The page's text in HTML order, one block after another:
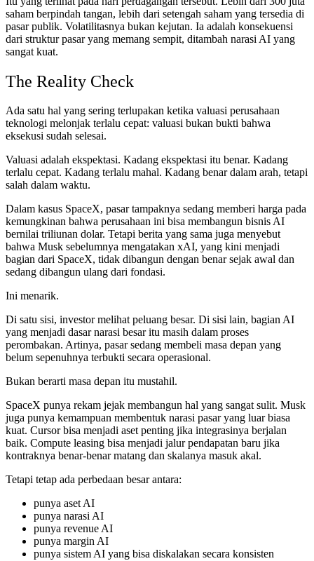
saham berpindah tangan, lebih dari setengah saham yang tersedia di
pasar publik. Volatilitasnya bukan kejutan. Ia adalah konsekuensi
dari struktur pasar yang memang sempit, ditambah narasi AI yang
sangat kuat.
The Reality Check
Ada satu hal yang sering terlupakan ketika valuasi perusahaan
teknologi melonjak terlalu cepat: valuasi bukan bukti bahwa
eksekusi sudah selesai.
Valuasi adalah ekspektasi. Kadang ekspektasi itu benar. Kadang
terlalu cepat. Kadang terlalu mahal. Kadang benar dalam arah, tetapi
salah dalam waktu.
Dalam kasus SpaceX, pasar tampaknya sedang memberi harga pada
kemungkinan bahwa perusahaan ini bisa membangun bisnis AI
bernilai triliunan dolar. Tetapi berita yang sama juga menyebut
bahwa Musk sebelumnya mengatakan xAI, yang kini menjadi
bagian dari SpaceX, tidak dibangun dengan benar sejak awal dan
sedang dibangun ulang dari fondasi.
Ini menarik.
Di satu sisi, investor melihat peluang besar. Di sisi lain, bagian AI
yang menjadi dasar narasi besar itu masih dalam proses
perombakan. Artinya, pasar sedang membeli masa depan yang
belum sepenuhnya terbukti secara operasional.
Bukan berarti masa depan itu mustahil.
SpaceX punya rekam jejak membangun hal yang sangat sulit. Musk
juga punya kemampuan membentuk narasi pasar yang luar biasa
kuat. Cursor bisa menjadi aset penting jika integrasinya berjalan
baik. Compute leasing bisa menjadi jalur pendapatan baru jika
kontraknya benar-benar matang dan skalanya masuk akal.
Tetapi tetap ada perbedaan besar antara:
punya aset AI
punya narasi AI
punya revenue AI
punya margin AI
punya sistem AI yang bisa diskalakan secara konsisten